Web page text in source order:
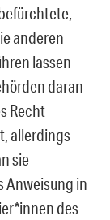
anderen
lassen
daran
Recht
allerdings
sie
Anweisung in
des